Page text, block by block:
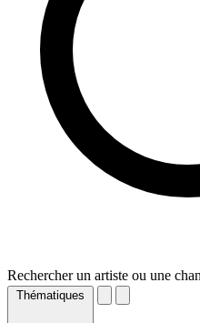
Rechercher un artiste ou une
Thématiques